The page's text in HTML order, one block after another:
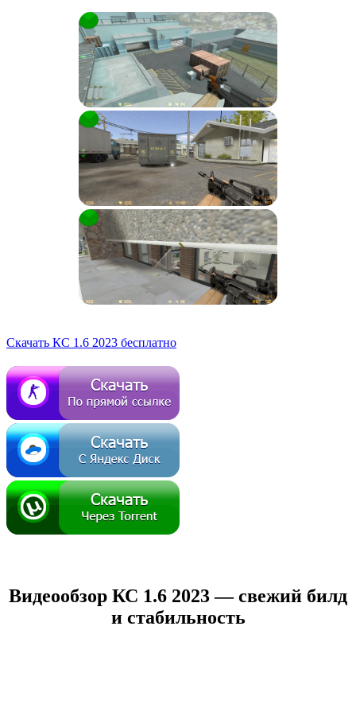
Скачать КС 1.6 2023 бесплатно
Видеообзор КС 1.6 2023 — свежий билд
и стабильность